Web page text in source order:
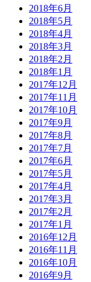
2018年6月
2018年5月
2018年4月
2018年3月
2018年2月
2018年1月
2017年12月
2017年11月
2017年10月
2017年9月
2017年8月
2017年7月
2017年6月
2017年5月
2017年4月
2017年3月
2017年2月
2017年1月
2016年12月
2016年11月
2016年10月
2016年9月